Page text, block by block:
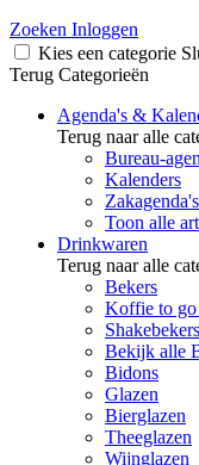
Zoeken Inloggen
Kies een categorie
Terug Categorieën
Agenda's &
Terug naar alle
Bureau-
Kalenders
Zakagenda's
Toon alle
Drinkwaren
Terug naar alle
Bekers
Koffie to go
Shakebekers
Bekijk alle
Bidons
Glazen
Bierglazen
Theeglazen
Wijnglazen